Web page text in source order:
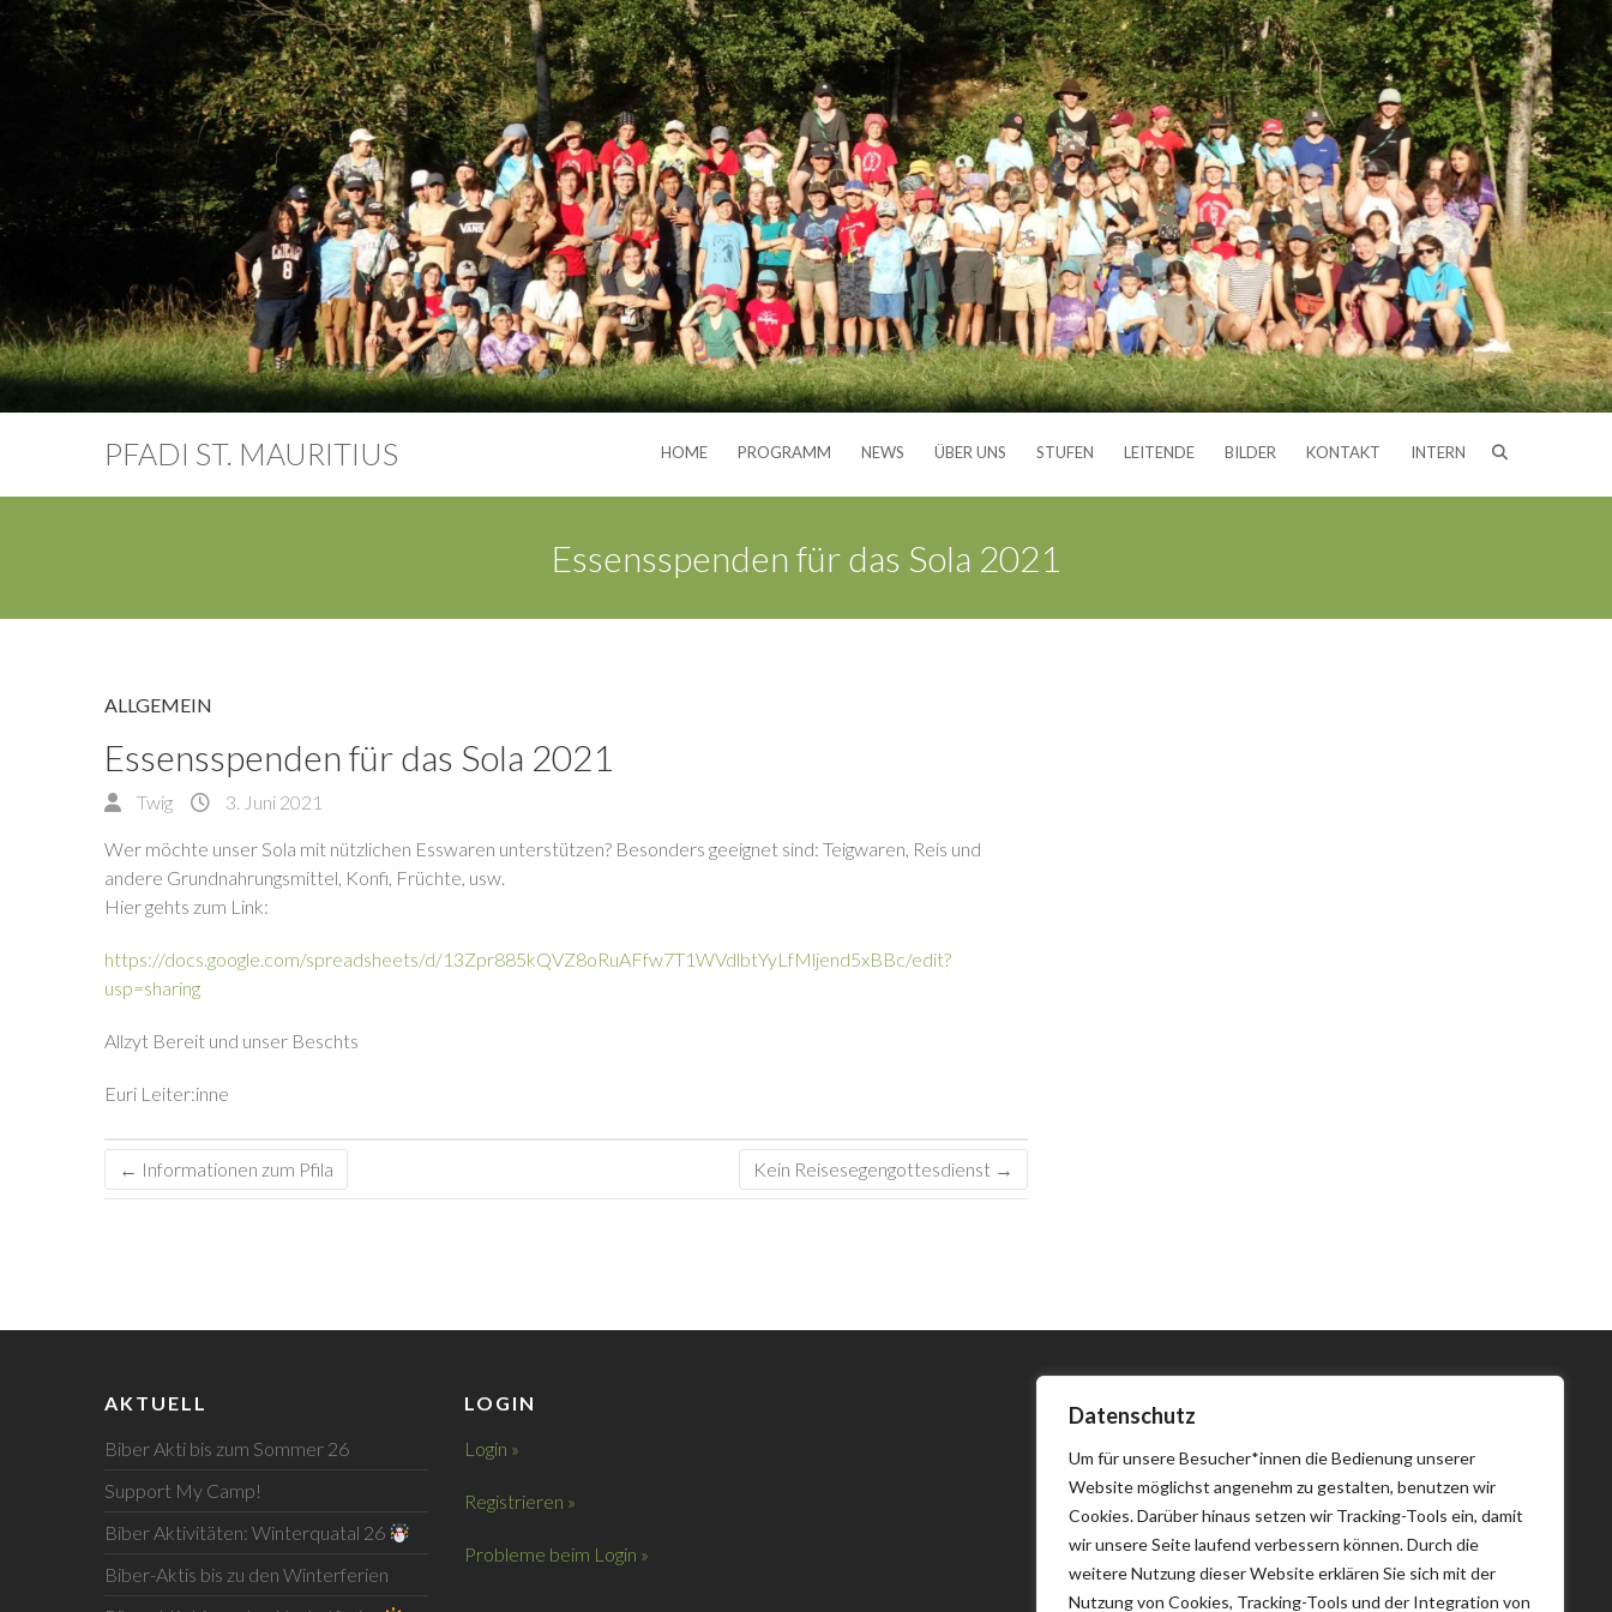
Datenschutz
Um für unsere Besucher*innen die Bedienung unserer
Website möglichst angenehm zu gestalten, benutzen wir
Cookies. Darüber hinaus setzen wir Tracking-Tools ein, damit
wir unsere Seite laufend verbessern können. Durch die
weitere Nutzung dieser Website erklären Sie sich mit der
Nutzung von Cookies, Tracking-Tools und der Integration von
PFADI ST. MAURITIUS HOME PROGRAMM NEWS ÜBER UNS STUFEN LEITENDE BILDER KONTAKT INTERN
Essensspenden für das Sola 2021
ALLGEMEIN
Essensspenden für das Sola 2021
Twig 3. Juni 2021
Wer möchte unser Sola mit nützlichen Esswaren unterstützen? Besonders geeignet sind: Teigwaren, Reis und
andere Grundnahrungsmittel, Konfi, Früchte, usw.
Hier gehts zum Link:
https://docs.google.com/spreadsheets/d/13Zpr885kQVZ8oRuAFfw7T1WVdlbtYyLfMljend5xBBc/edit?
usp=sharing
Allzyt Bereit und unser Beschts
Euri Leiter:inne
← Informationen zum Pfila Kein Reisesegengottesdienst →
AKTUELL
Biber Akti bis zum Sommer 26
Support My Camp!
Biber Aktivitäten: Winterquatal 26
Biber-Aktis bis zu den Winterferien
LOGIN
Login »
Registrieren »
Probleme beim Login »